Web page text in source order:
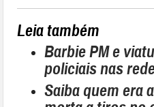
Leia também
Barbie PM e
policiais nas
Saiba quem era